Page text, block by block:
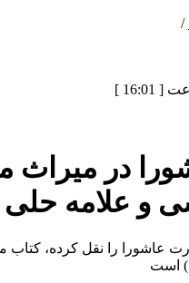
/
در میراث
و علامه حلی
عاشورا را نقل کرده، کتاب